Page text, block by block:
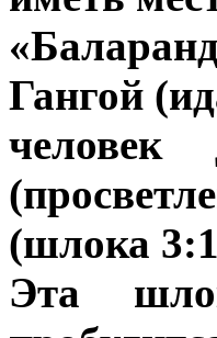
Гангой
человек
(шлока
Эта